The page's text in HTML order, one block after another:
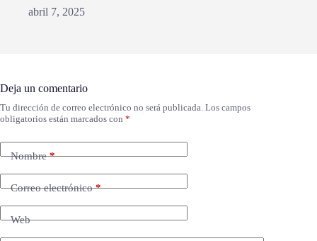
abril 7, 2025
Deja un comentario
Tu dirección de correo electrónico no será publicada. Los campos
obligatorios están marcados con *
Nombre*
Correo electrónico*
Web